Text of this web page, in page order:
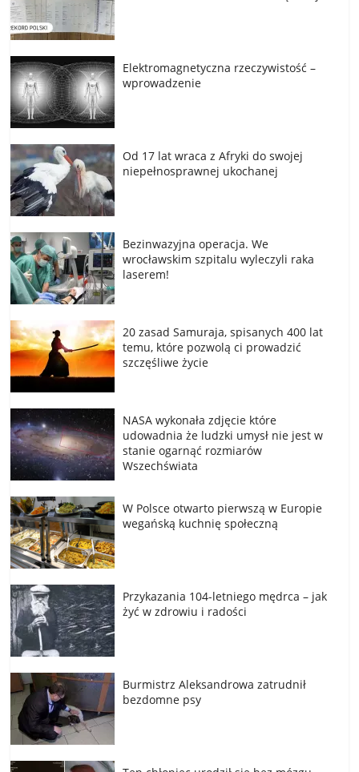
Elektromagnetyczna rzeczywistość –
wprowadzenie
Od 17 lat wraca z Afryki do swojej
niepełnosprawnej ukochanej
Bezinwazyjna operacja. We
wrocławskim szpitalu wyleczyli raka
laserem!
20 zasad Samuraja, spisanych 400 lat
temu, które pozwolą ci prowadzić
szczęśliwe życie
NASA wykonała zdjęcie które
udowadnia że ludzki umysł nie jest w
stanie ogarnąć rozmiarów
Wszechświata
W Polsce otwarto pierwszą w Europie
wegańską kuchnię społeczną
Przykazania 104-letniego mędrca – jak
żyć w zdrowiu i radości
Burmistrz Aleksandrowa zatrudnił
bezdomne psy